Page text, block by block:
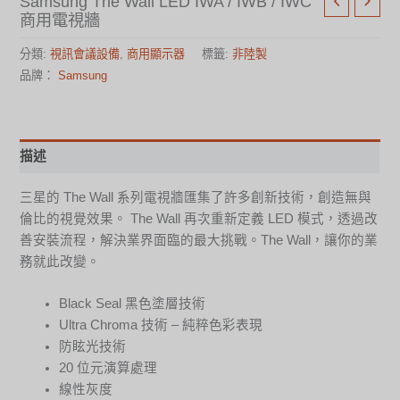
商用電視牆
分類:視訊會議設備,商用顯示器 標籤:非陸製
品牌：Samsung
描述
三星的 The Wall 系列電視牆匯集了許多創新技術，創造無與
倫比的視覺效果。 The Wall 再次重新定義 LED 模式，透過改
善安裝流程，解決業界面臨的最大挑戰。The Wall，讓你的業
務就此改變。
Black Seal 黑色塗層技術
Ultra Chroma 技術 – 純粹色彩表現
防眩光技術
20 位元演算處理
線性灰度